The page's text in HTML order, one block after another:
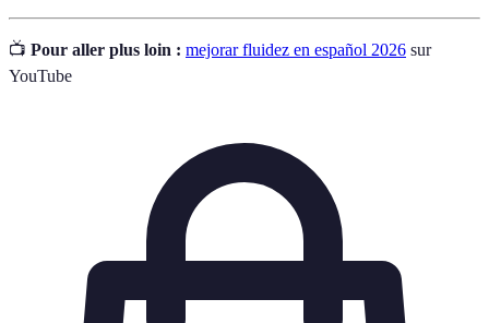
📺 Pour aller plus loin : mejorar fluidez en español 2026 sur
YouTube